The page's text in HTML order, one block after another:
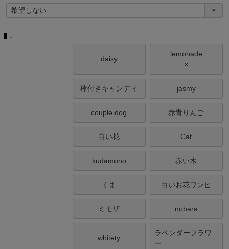
必
-
-
daisy
lemonade
×
棒付きキャンディ jasmy
couple dog 赤青りんご
白い花 Cat
kudamono 赤い木
くま 白いお花ワンピ
ミモザ nobara
whitety
ラベンダーフラワ
ー